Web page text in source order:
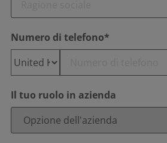
Numero di telefono*
Il tuo ruolo in azienda